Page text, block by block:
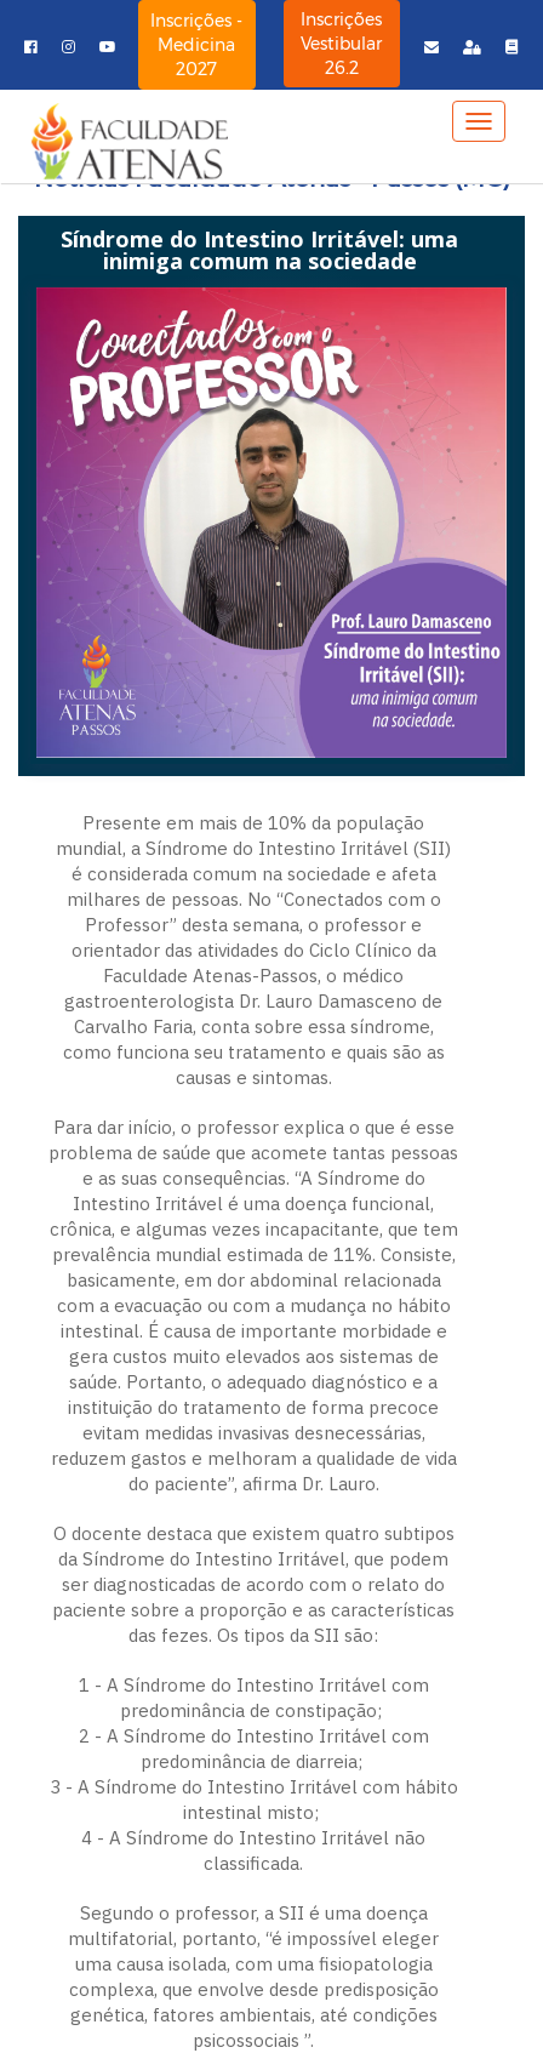
Inscrições -
Medicina
2027
Inscrições
Vestibular
26.2
MENU
Notícias Faculdade Atenas - Passos (MG)
Síndrome do Intestino Irritável: uma
inimiga comum na sociedade
Presente em mais de 10% da população
mundial, a Síndrome do Intestino Irritável (SII)
é considerada comum na sociedade e afeta
milhares de pessoas. No “Conectados com o
Professor” desta semana, o professor e
orientador das atividades do Ciclo Clínico da
Faculdade Atenas-Passos, o médico
gastroenterologista Dr. Lauro Damasceno de
Carvalho Faria, conta sobre essa síndrome,
como funciona seu tratamento e quais são as
causas e sintomas.
Para dar início, o professor explica o que é esse
problema de saúde que acomete tantas pessoas
e as suas consequências. “A Síndrome do
Intestino Irritável é uma doença funcional,
crônica, e algumas vezes incapacitante, que tem
prevalência mundial estimada de 11%. Consiste,
basicamente, em dor abdominal relacionada
com a evacuação ou com a mudança no hábito
intestinal. É causa de importante morbidade e
gera custos muito elevados aos sistemas de
saúde. Portanto, o adequado diagnóstico e a
instituição do tratamento de forma precoce
evitam medidas invasivas desnecessárias,
reduzem gastos e melhoram a qualidade de vida
do paciente”, afirma Dr. Lauro.
O docente destaca que existem quatro subtipos
da Síndrome do Intestino Irritável, que podem
ser diagnosticadas de acordo com o relato do
paciente sobre a proporção e as características
das fezes. Os tipos da SII são:
1 - A Síndrome do Intestino Irritável com
predominância de constipação;
2 - A Síndrome do Intestino Irritável com
predominância de diarreia;
3 - A Síndrome do Intestino Irritável com hábito
intestinal misto;
4 - A Síndrome do Intestino Irritável não
classificada.
Segundo o professor, a SII é uma doença
multifatorial, portanto, “é impossível eleger
uma causa isolada, com uma fisiopatologia
complexa, que envolve desde predisposição
genética, fatores ambientais, até condições
psicossociais ”.